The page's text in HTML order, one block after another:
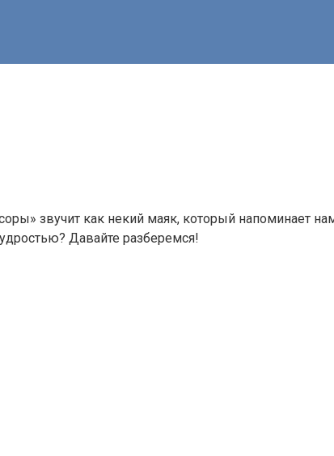
звучит как некий маяк, который напоминает
Давайте разберемся!